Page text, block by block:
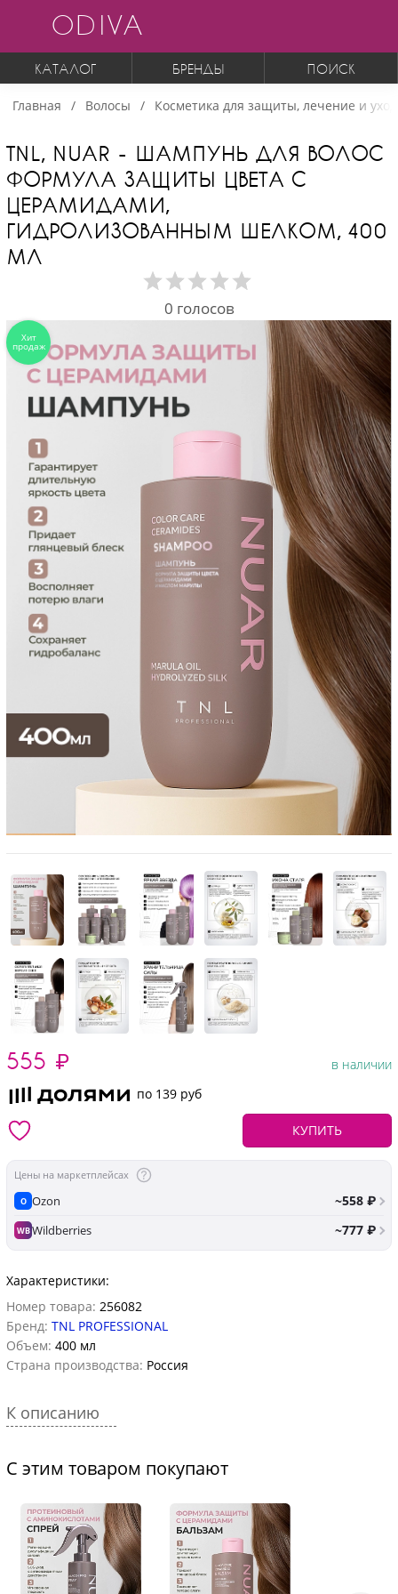
ODIVA
КАТАЛОГ БРЕНДЫ ПОИСК
Главная Волосы Косметика для защиты, лечение и
TNL, NUAR - ШАМПУНЬ ДЛЯ ВОЛОС
ФОРМУЛА ЗАЩИТЫ ЦВЕТА С
ЦЕРАМИДАМИ,
ГИДРОЛИЗОВАННЫМ ШЕЛКОМ, 400
МЛ
0 голосов
555 ₽
в наличии
по 139 руб
КУПИТЬ
Цены на маркетплейсах
O Ozon ~558 ₽
WBWildberries ~777 ₽
Характеристики:
Номер товара: 256082
Бренд: TNL PROFESSIONAL
Объем: 400 мл
Страна производства: Россия
К описанию
С этим товаром покупают